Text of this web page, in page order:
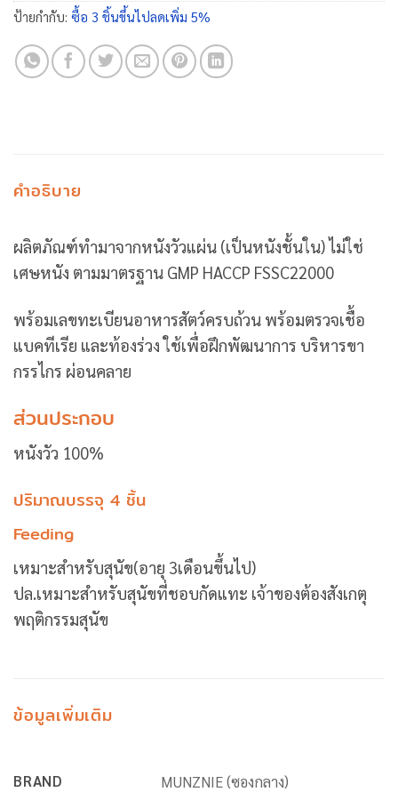
ป้ายกำกับ: ซื้อ 3 ชิ้นขึ้นไปลดเพิ่ม 5%
คำอธิบาย
ผลิตภัณฑ์ทำมาจากหนังวัวแผ่น (เป็นหนังชั้นใน) ไม่ใช่
เศษหนัง ตามมาตรฐาน GMP HACCP FSSC22000
พร้อมเลขทะเบียนอาหารสัตว์ครบถ้วน พร้อมตรวจเชื้อ
แบคทีเรีย และท้องร่วง ใช้เพื่อฝึกพัฒนาการ บริหารขา
กรรไกร ผ่อนคลาย
ส่วนประกอบ
หนังวัว 100%
ปริมาณบรรจุ 4 ชิ้น
Feeding
เหมาะสำหรับสุนัข(อายุ 3เดือนขึ้นไป)
ปล.เหมาะสำหรับสุนัขที่ชอบกัดแทะ เจ้าของต้องสังเกตุ
พฤติกรรมสุนัข
ข้อมูลเพิ่มเติม
BRAND MUNZNIE (ซองกลาง)